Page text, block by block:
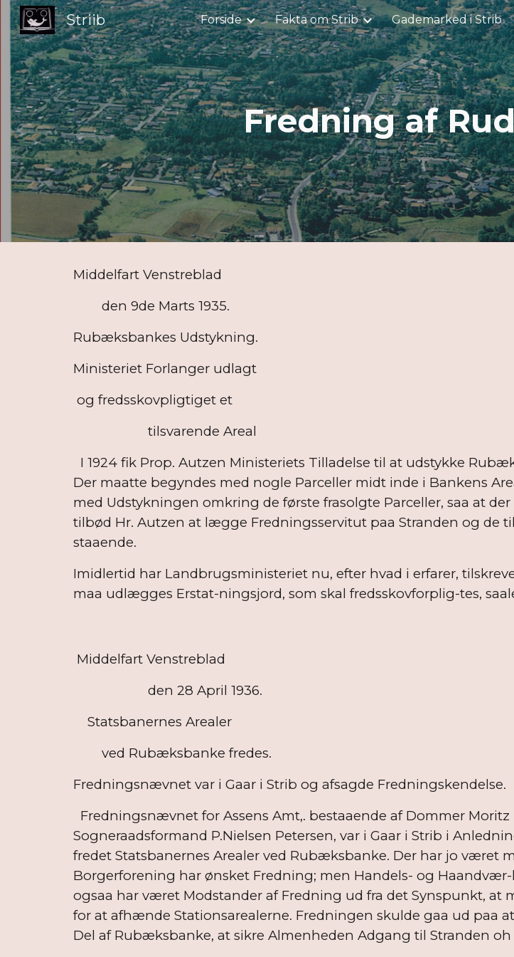
Skip to main content
Striib Forside Fakta om Strib Gademarked i Strib
Fredning af
Middelfart Venstreblad
den 9de Marts 1935.
Rubæksbankes Udstykning.
Ministeriet Forlanger udlagt
og fredsskovpligtiget et
tilsvarende Areal
I 1924 fik Prop. Autzen Ministeriets Tilladelse til at udstykke
Der maatte begyndes med nogle Parceller midt inde i Bankens
med Udstykningen omkring de første frasolgte Parceller, saa at
tilbød Hr. Autzen at lægge Fredningsservitut paa Stranden og de
staaende.
Imidlertid har Landbrugsministeriet nu, efter hvad i erfarer,
maa udlægges Erstat-ningsjord, som skal fredsskovforplig-tes,
Middelfart Venstreblad
den 28 April 1936.
Statsbanernes Arealer
ved Rubæksbanke fredes.
Fredningsnævnet var i Gaar i Strib og afsagde Fredningskendelse.
Fredningsnævnet for Assens Amt,. bestaaende af Dommer Moritz
Sogneraadsformand P.Nielsen Petersen, var i Gaar i Strib i
fredet Statsbanernes Arealer ved Rubæksbanke. Der har jo været
Borgerforening har ønsket Fredning; men Handels- og
ogsaa har været Modstander af Fredning ud fra det Synspunkt,
for at afhænde Stationsarealerne. Fredningen skulde gaa ud paa
Del af Rubæksbanke, at sikre Almenheden Adgang til Stranden